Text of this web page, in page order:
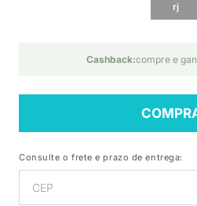
rj
Cashback:compre e
Consulte o frete e prazo de entrega: